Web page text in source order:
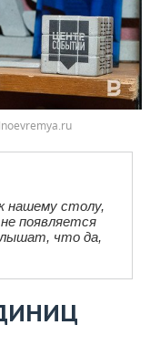
нашему столу,
появляется
что да,